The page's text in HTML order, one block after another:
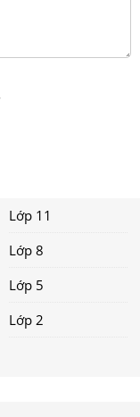
Lớp 11
Lớp 8
Lớp 5
Lớp 2